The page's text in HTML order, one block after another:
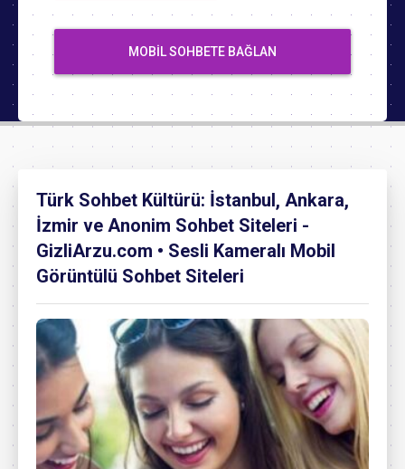
MOBIL SOHBETE BAĞLAN
Türk Sohbet Kültürü: İstanbul, Ankara,
İzmir ve Anonim Sohbet Siteleri -
GizliArzu.com • Sesli Kameralı Mobil
Görüntülü Sohbet Siteleri